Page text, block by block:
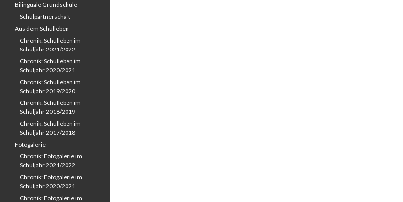
Bilinguale Grundschule
Schulpartnerschaft
Aus dem Schulleben
Chronik: Schulleben im
Schuljahr 2021/2022
Chronik: Schulleben im
Schuljahr 2020/2021
Chronik: Schulleben im
Schuljahr 2019/2020
Chronik: Schulleben im
Schuljahr 2018/2019
Chronik: Schulleben im
Schuljahr 2017/2018
Fotogalerie
Chronik: Fotogalerie im
Schuljahr 2021/2022
Chronik: Fotogalerie im
Schuljahr 2020/2021
Chronik: Fotogalerie im